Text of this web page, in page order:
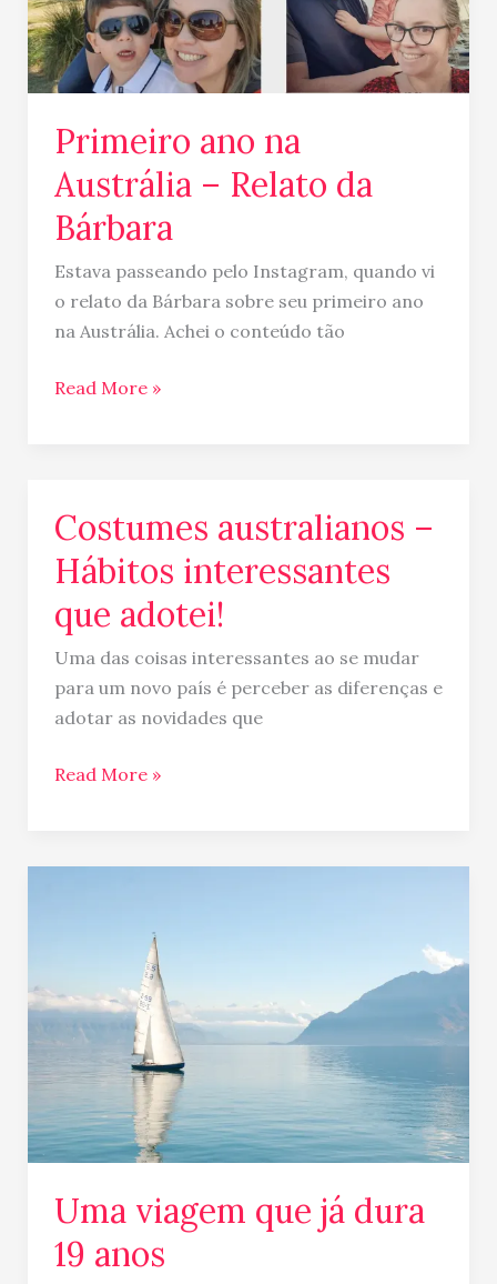
Primeiro ano na
Austrália – Relato da
Bárbara
Estava passeando pelo Instagram, quando vi
o relato da Bárbara sobre seu primeiro ano
na Austrália. Achei o conteúdo tão
Austrália
–
Relato
Bárbara
Read More »
Costumes australianos –
Hábitos interessantes
que adotei!
Uma das coisas interessantes ao se mudar
para um novo país é perceber as diferenças e
adotar as novidades que
Costumes
australianos
–
Hábitos
interessantes
que
adotei!
Read More »
Uma viagem que já dura
19 anos
dura
anos